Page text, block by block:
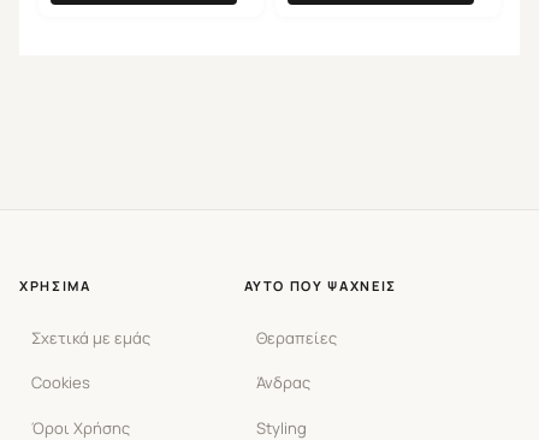
ΧΡΉΣΙΜΑ
Σχετικά με εμάς
Cookies
Όροι Χρήσης
ΑΥΤΌ ΠΟΥ ΨΆΧΝΕΙΣ
Θεραπείες
Άνδρας
Styling